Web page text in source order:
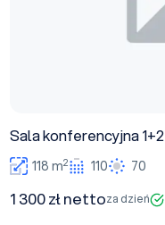
Sala konferencyjna 1+2
118 m2 110 70
1 300 zł nettoza dzień